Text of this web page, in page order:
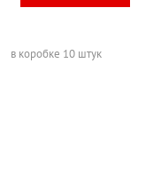
в коробке 10 штук